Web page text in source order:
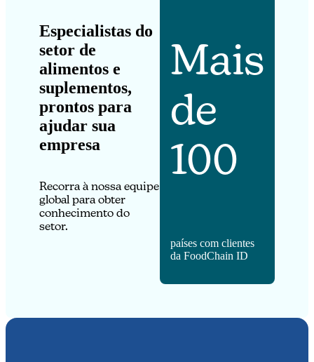
Especialistas do
setor de
alimentos e
suplementos,
prontos para
ajudar sua
empresa
Recorra à nossa equipe
global para obter
conhecimento do
setor.
Mais
de
100
países com clientes
da FoodChain ID